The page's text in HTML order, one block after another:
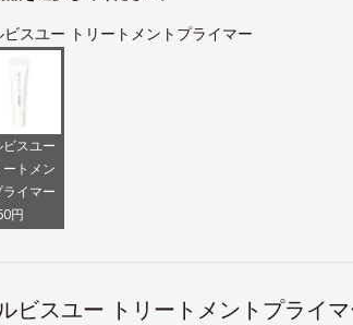
ビスユー トリートメントプライマー
ビスユー
ートメン
ライマー
円
ビスユー トリートメントプライ